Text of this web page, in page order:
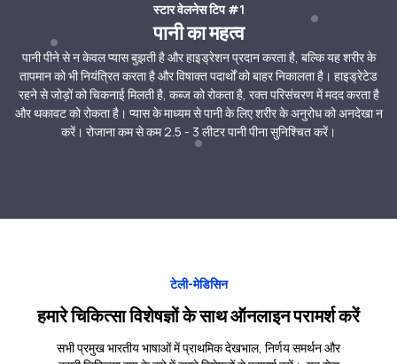
स्टार वेलनेस टिप #1
पानी का महत्व
पानी पीने से न केवल प्यास बुझती है और हाइड्रेशन प्रदान करता है, बल्कि यह शरीर के
तापमान को भी नियंत्रित करता है और विषाक्त पदार्थों को बाहर निकालता है। हाइड्रेटेड
रहने से जोड़ों को चिकनाई मिलती है, कब्ज को रोकता है, रक्त परिसंचरण में मदद करता है
और थकावट को रोकता है। प्यास के माध्यम से पानी के लिए शरीर के अनुरोध को अनदेखा न
करें। रोजाना कम से कम 2.5 - 3 लीटर पानी पीना सुनिश्चित करें।
टेली-मेडिसिन
हमारे चिकित्सा विशेषज्ञों के साथ ऑनलाइन परामर्श करें
सभी प्रमुख भारतीय भाषाओं में प्राथमिक देखभाल, निर्णय समर्थन और